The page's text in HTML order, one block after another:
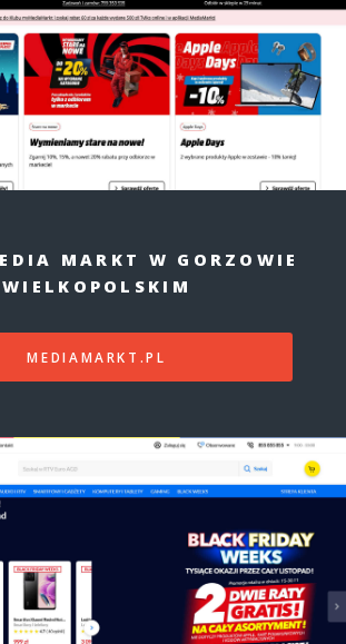
MARKT W GORZOWIE
WIELKOPOLSKIM
MEDIAMARKT.PL